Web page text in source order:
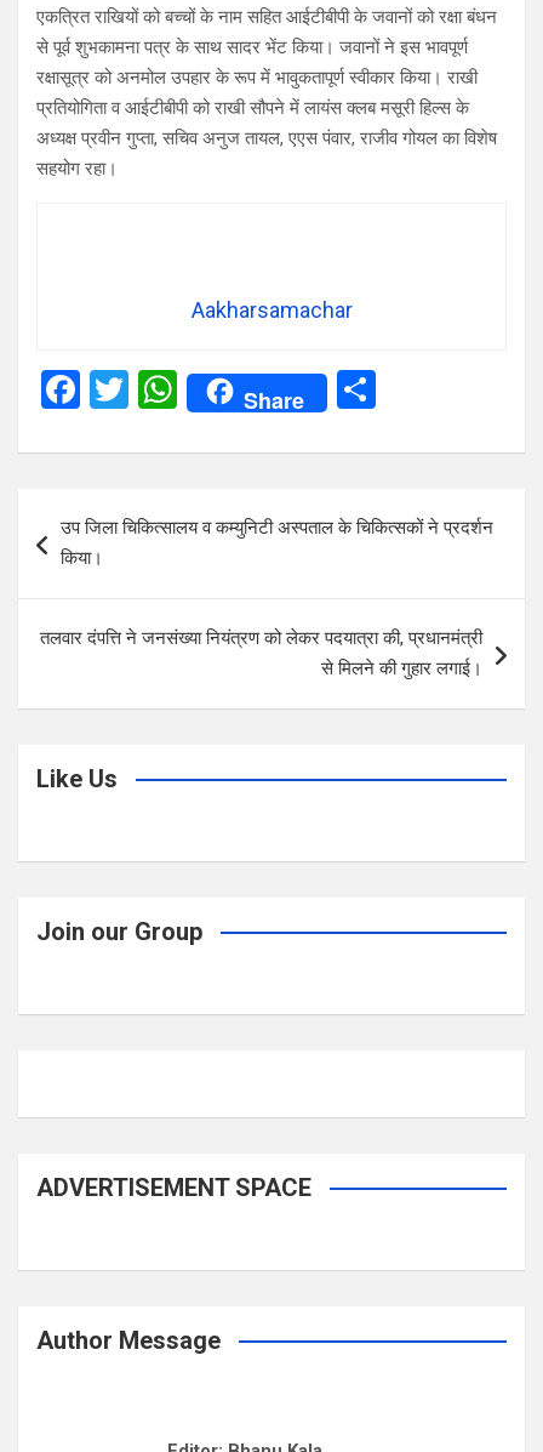
एकत्रित राखियों को बच्चों के नाम सहित आईटीबीपी के जवानों को रक्षा बंधन
से पूर्व शुभकामना पत्र के साथ सादर भेंट किया। जवानों ने इस भावपूर्ण
रक्षासूत्र को अनमोल उपहार के रूप में भावुकतापूर्ण स्वीकार किया। राखी
प्रतियोगिता व आईटीबीपी को राखी सौपने में लायंस क्लब मसूरी हिल्स के
अध्यक्ष प्रवीन गुप्ता, सचिव अनुज तायल, एएस पंवार, राजीव गोयल का विशेष
सहयोग रहा।
Aakharsamachar
F
ce
b
o
k
T
tt
er
W
h
at
A
p
Share
ar
e
navigation
उप जिला चिकित्सालय व कम्युनिटी अस्पताल के चिकित्सकों ने प्रदर्शन
किया।
तलवार दंपत्ति ने जनसंख्या नियंत्रण को लेकर पदयात्रा की, प्रधानमंत्री
से मिलने की गुहार लगाई।
Like Us
Join our Group
ADVERTISEMENT SPACE
Author Message